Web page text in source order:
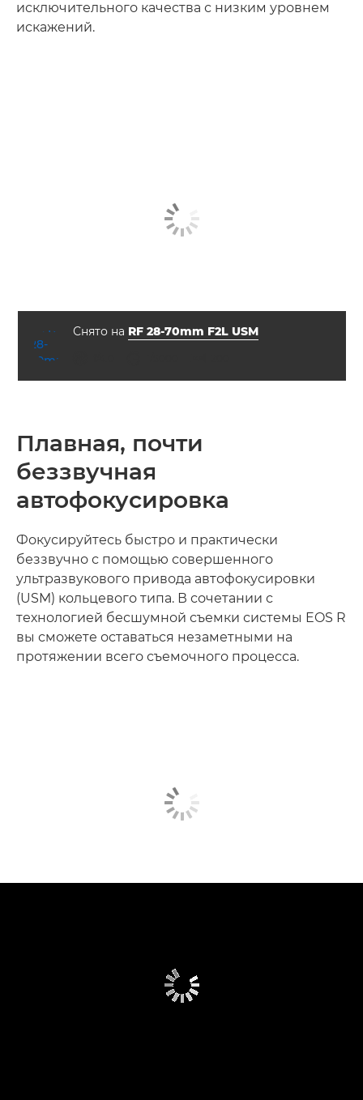
Снято на RF 28-70mm F2L USM
исключительного качества с низким уровнем
искажений.
Плавная, почти
беззвучная
автофокусировка
Фокусируйтесь быстро и практически
беззвучно с помощью совершенного
ультразвукового привода автофокусировки
(USM) кольцевого типа. В сочетании с
технологией бесшумной съемки системы EOS R
вы сможете оставаться незаметными на
протяжении всего съемочного процесса.